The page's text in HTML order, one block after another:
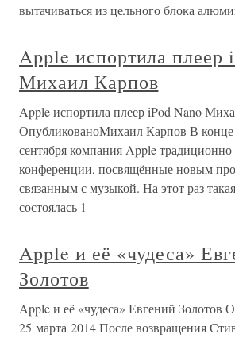
вытачиваться из цельного блока
Apple испортила плеер
Михаил Карпов
Apple испортила плеер iPod Nano
ОпубликованоМихаил Карпов В конце
сентября компания Apple
конференции, посвящённые новым
связанным с музыкой. На этот раз
состоялась 1
Apple и её «чудеса»
Золотов
Apple и её «чудеса» Евгений Золотов
25 марта 2014 После возвращения